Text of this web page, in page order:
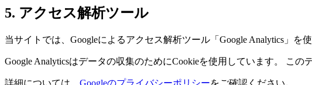
5. アクセス解析ツール
当サイトでは、Googleによるアクセス解析ツール「Google Analytics」を
Google Analyticsはデータの収集のためにCookieを使用しています。 こ
詳細については、 Googleのプライバシーポリシーをご確認ください。